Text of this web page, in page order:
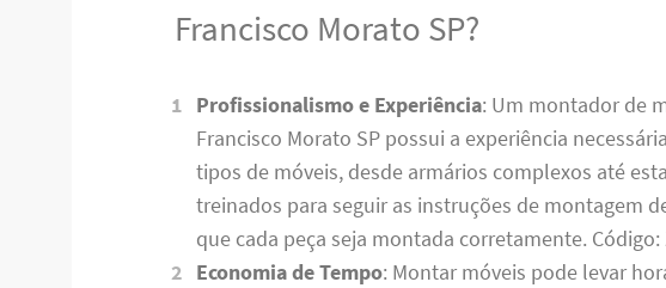
Francisco Morato SP?
Profissionalismo e Experiência: Um montador de
Francisco Morato SP possui a experiência
tipos de móveis, desde armários complexos até
treinados para seguir as instruções de montagem
que cada peça seja montada corretamente. Código:
Economia de Tempo: Montar móveis pode levar